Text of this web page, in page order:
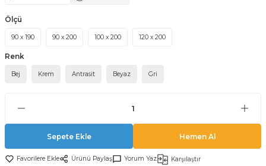
Ölçü
90 x 190 90 x 200 100 x 200 120 x 200
Renk
Bej Krem Antrasit Beyaz Gri
Sepete Ekle Hemen Al
Ürünü Paylaş Yorum Yaz Karşılaştır